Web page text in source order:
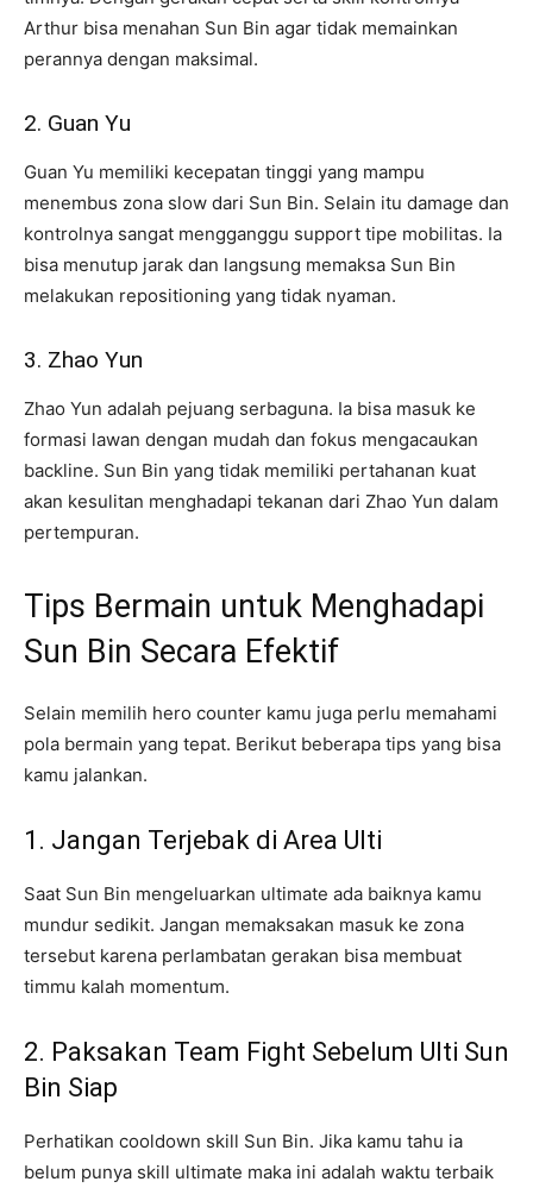
Arthur bisa menahan Sun Bin agar tidak memainkan
perannya dengan maksimal.
2. Guan Yu
Guan Yu memiliki kecepatan tinggi yang mampu
menembus zona slow dari Sun Bin. Selain itu damage dan
kontrolnya sangat mengganggu support tipe mobilitas. Ia
bisa menutup jarak dan langsung memaksa Sun Bin
melakukan repositioning yang tidak nyaman.
3. Zhao Yun
Zhao Yun adalah pejuang serbaguna. Ia bisa masuk ke
formasi lawan dengan mudah dan fokus mengacaukan
backline. Sun Bin yang tidak memiliki pertahanan kuat
akan kesulitan menghadapi tekanan dari Zhao Yun dalam
pertempuran.
Tips Bermain untuk Menghadapi
Sun Bin Secara Efektif
Selain memilih hero counter kamu juga perlu memahami
pola bermain yang tepat. Berikut beberapa tips yang bisa
kamu jalankan.
1. Jangan Terjebak di Area Ulti
Saat Sun Bin mengeluarkan ultimate ada baiknya kamu
mundur sedikit. Jangan memaksakan masuk ke zona
tersebut karena perlambatan gerakan bisa membuat
timmu kalah momentum.
2. Paksakan Team Fight Sebelum Ulti Sun
Bin Siap
Perhatikan cooldown skill Sun Bin. Jika kamu tahu ia
belum punya skill ultimate maka ini adalah waktu terbaik